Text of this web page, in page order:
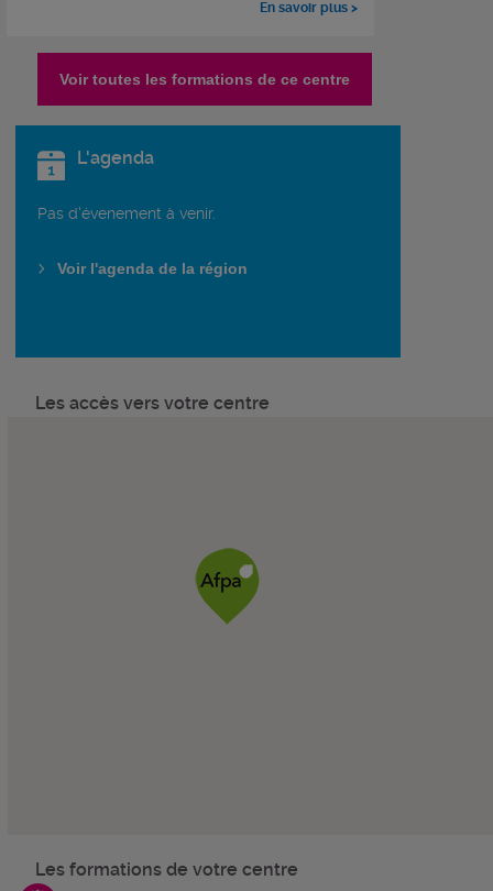
En savoir plus >
Voir toutes les formations de ce centre
L'agenda
Pas d'évenement à venir.
Voir l'agenda de la région
Les accès vers votre centre
Les formations de votre centre